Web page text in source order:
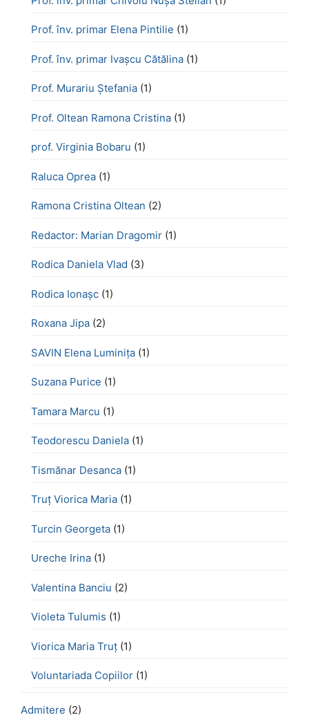
Prof. înv. primar Elena Pintilie (1)
Prof. înv. primar Ivașcu Cătălina (1)
Prof. Murariu Ștefania (1)
Prof. Oltean Ramona Cristina (1)
prof. Virginia Bobaru (1)
Raluca Oprea (1)
Ramona Cristina Oltean (2)
Redactor: Marian Dragomir (1)
Rodica Daniela Vlad (3)
Rodica Ionașc (1)
Roxana Jipa (2)
SAVIN Elena Luminița (1)
Suzana Purice (1)
Tamara Marcu (1)
Teodorescu Daniela (1)
Tismănar Desanca (1)
Truț Viorica Maria (1)
Turcin Georgeta (1)
Ureche Irina (1)
Valentina Banciu (2)
Violeta Tulumis (1)
Viorica Maria Truț (1)
Voluntariada Copiilor (1)
Admitere (2)